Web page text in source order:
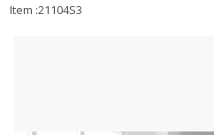
Item :21104S3